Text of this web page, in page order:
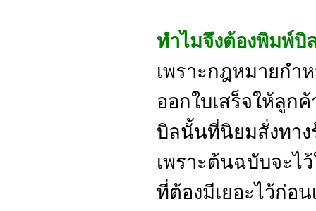
ทำไมจึงต้องพิมพ์บิ
เพราะกฎหมายกำ
ออกใบเสร็จให้ลูก
บิลนั้นที่นิยมสั่งทาง
เพราะต้นฉบับจะไ
ที่ต้องมีเยอะไว้ก่อ